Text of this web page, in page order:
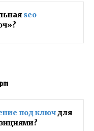
seo
под ключдля